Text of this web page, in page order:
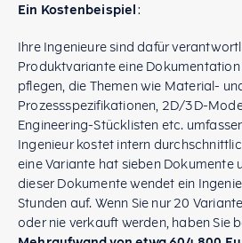
Ein Kostenbeispiel:
Ihre Ingenieure sind dafür
Produktvariante eine Dokumentation
pflegen, die Themen wie Material-
Prozessspezifikationen, 2D/3D-
Engineering-Stücklisten etc.
Ingenieur kostet intern
eine Variante hat sieben Dokumente
dieser Dokumente wendet ein
Stunden auf. Wenn Sie nur 20
oder nie verkauft werden, haben Sie